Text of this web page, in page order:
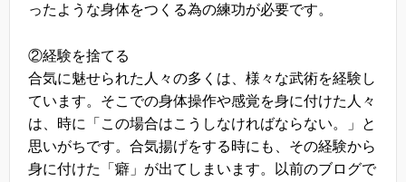
ったような身体をつくる為の練功が必要です。
②経験を捨てる
合気に魅せられた人々の多くは、様々な武術を経験し
ています。そこでの身体操作や感覚を身に付けた人々
は、時に「この場合はこうしなければならない。」と
思いがちです。合気揚げをする時にも、その経験から
身に付けた「癖」が出てしまいます。以前のブログで